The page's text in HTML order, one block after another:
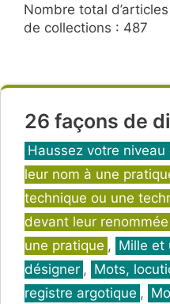
Nombre total
de collections : 487
26 façons de
Catégories
Haussez votre niveau
leur nom à une
technique ou une
devant leur
une pratique , Mille et
désigner , Mots,
registre argotique ,